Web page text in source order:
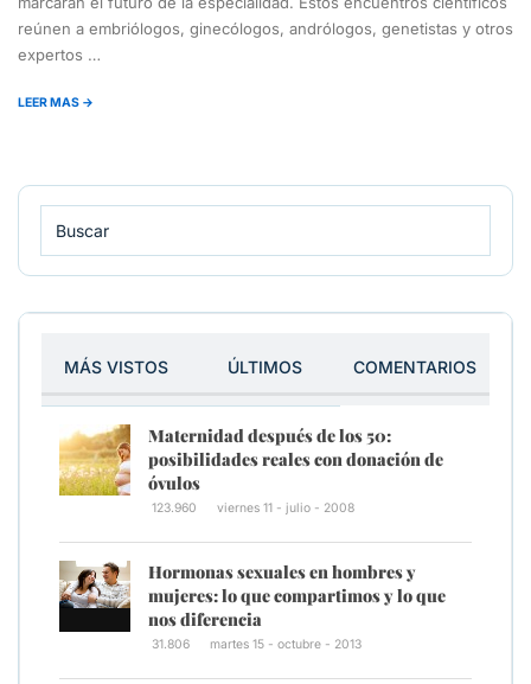
reúnen a embriólogos, ginecólogos, andrólogos, genetistas y otros
expertos …
LEER MAS →
MÁS VISTOS ÚLTIMOS COMENTARIOS
Maternidad después de los 50:
posibilidades reales con donación de
óvulos
123.960 viernes 11 - julio - 2008
Hormonas sexuales en hombres y
mujeres: lo que compartimos y lo que
nos diferencia
31.806 martes 15 - octubre - 2013